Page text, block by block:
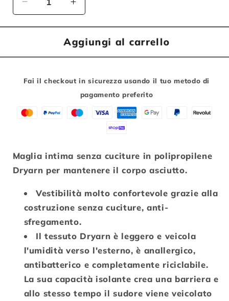
Diminuisci
quantità
per
SPECIALIZED
MAGLIA
DONNA
SEAMLESS
Aumenta
quantità
per
SPECIALIZED
MAGLIA
DONNA
CORTA
SEAMLESS
Aggiungi al carrello
Fai il checkout in sicurezza usando il tuo metodo di
pagamento preferito
Maglia intima senza cuciture in polipropilene
Dryarn per mantenere il corpo asciutto.
Vestibilità molto confortevole grazie alla
costruzione senza cuciture, anti-
sfregamento.
Il tessuto Dryarn è leggero e veicola
l'umidità verso l'esterno, è anallergico,
antibatterico e completamente riciclabile.
La sua capacità isolante crea una barriera e
allo stesso tempo il sudore viene veicolato